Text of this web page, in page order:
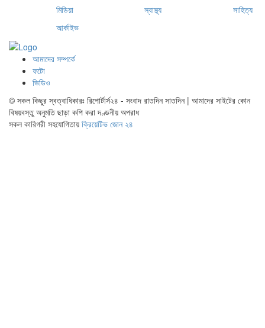
মিডিয়া
স্বাস্থ্য
সাহিত্য
আর্কাইভ
আমাদের সম্পর্কে
ফটো
ভিডিও
© সকল কিছুর স্বত্বাধিকারঃ রিপোর্টার্স২৪ - সংবাদ রাতদিন সাতদিন | আমাদের সাইটের কোন
বিষয়বস্তু অনুমতি ছাড়া কপি করা দণ্ডনীয় অপরাধ
সকল কারিগরী সহযোগিতায় ক্রিয়েটিভ জোন ২৪